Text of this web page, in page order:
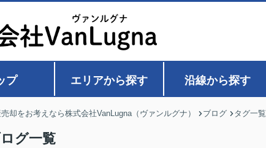
プ エリアから探す 沿線から探す
却をお考えなら株式会社VanLugna（ヴァンルグナ） ブログ タグ一覧
グ一覧